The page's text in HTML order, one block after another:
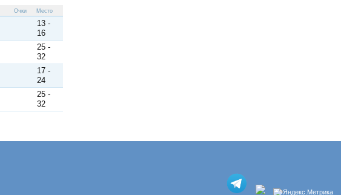
Очки Место
13 -
16
25 -
32
17 -
24
25 -
32